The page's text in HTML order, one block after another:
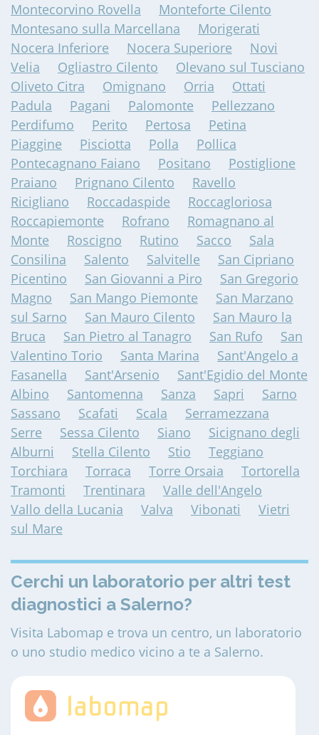
Montecorvino Rovella
Monteforte Cilento
Montesano sulla Marcellana
Morigerati
Nocera Inferiore
Nocera Superiore
Novi
Velia
Ogliastro Cilento
Olevano sul Tusciano
Oliveto Citra
Omignano Orria
Ottati
Padula
Pagani Palomonte
Pellezzano
Perdifumo
Perito Pertosa
Petina
Piaggine
Pisciotta Polla
Pollica
Pontecagnano Faiano
Positano
Postiglione
Praiano
Prignano Cilento
Ravello
Ricigliano
Roccadaspide
Roccagloriosa
Roccapiemonte
Rofrano
Romagnano al
Monte
Roscigno Rutino Sacco
Sala
Consilina
Salento Salvitelle
San Cipriano
Picentino
San Giovanni a Piro
San Gregorio
Magno
San Mango Piemonte
San Marzano
sul Sarno
San Mauro Cilento
San Mauro la
Bruca
San Pietro al Tanagro San Rufo
San
Valentino Torio
Santa Marina
Sant'Angelo a
Fasanella
Sant'Arsenio
Sant'Egidio del Monte
Albino
Santomenna Sanza Sapri
Sarno
Sassano
Scafati Scala
Serramezzana
Serre
Sessa Cilento Siano
Sicignano degli
Alburni
Stella Cilento Stio
Teggiano
Torchiara
Torraca Torre Orsaia
Tortorella
Tramonti
Trentinara
Valle dell'Angelo
Vallo della Lucania
Valva Vibonati
Vietri
sul Mare
Cerchi un laboratorio per altri test
diagnostici a Salerno?
Visita Labomap e trova un centro, un laboratorio
o uno studio medico vicino a te a Salerno.